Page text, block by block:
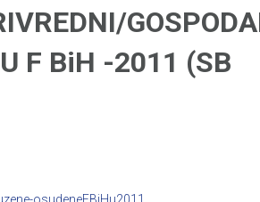
F BiH -2011 (SB